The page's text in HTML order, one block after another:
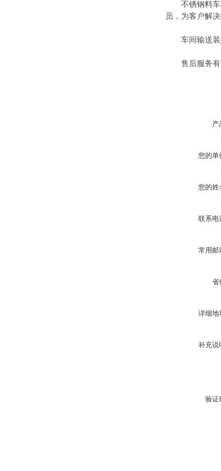
不锈钢料车车
员，为客户解
车间输送装
售后服务有
产
您的单
您的姓
联系电
常用邮
省
详细地
补充说
验证